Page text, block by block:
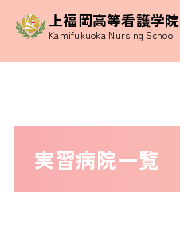
上福岡高等看護学院
Kamifukuoka Nursing School
実習病院一覧